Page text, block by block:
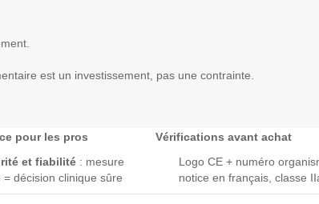
est un investissement, pas une contrainte.
pour les pros
Vérifications avant achat
et fiabilité : mesure
= décision clinique sûre
Logo CE + numéro
notice en français, classe